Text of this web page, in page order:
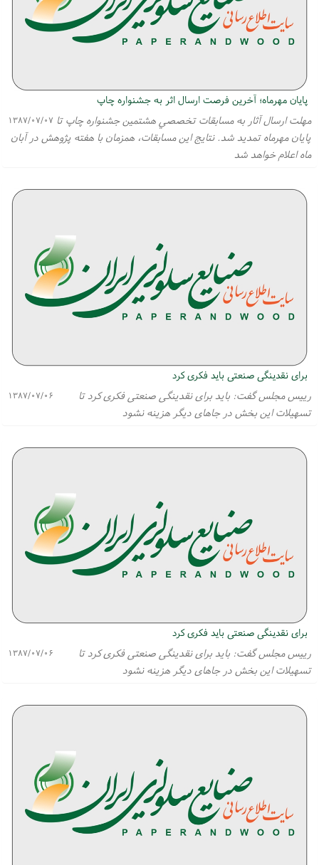
پايان مهرماه؛ آخرين فرصت ارسال اثر به جشنواره چاپ
۱۳۸۷/۰۷/۰۷ مهلت ارسال آثار به مسابقات تخصصي هشتمين جشنواره چاپ تا
پايان مهرماه تمديد شد. نتايج اين مسابقات، همزمان با هفته پژوهش در آبان
ماه اعلام خواهد شد
برای نقدینگی صنعتی باید فكری كرد
۱۳۸۷/۰۷/۰۶
رییس مجلس گفت: باید برای نقدینگی صنعتی فكری كرد تا
تسهیلات این بخش در جاهای دیگر هزینه نشود
برای نقدینگی صنعتی باید فكری كرد
۱۳۸۷/۰۷/۰۶
رییس مجلس گفت: باید برای نقدینگی صنعتی فكری كرد تا
تسهیلات این بخش در جاهای دیگر هزینه نشود